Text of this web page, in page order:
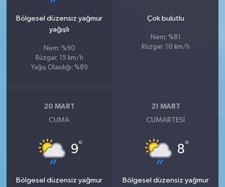
Bölgesel düzensiz yağmur
yağışlı
Nem: %90
Rüzgar: 15 km/h
Yağış Olasılığı: %89
Çok bulutlu
Nem: %81
Rüzgar: 10 km/h
20 MART
CUMA
9°
Bölgesel düzensiz yağmur
21 MART
CUMARTESI
8°
Bölgesel düzensiz yağmur